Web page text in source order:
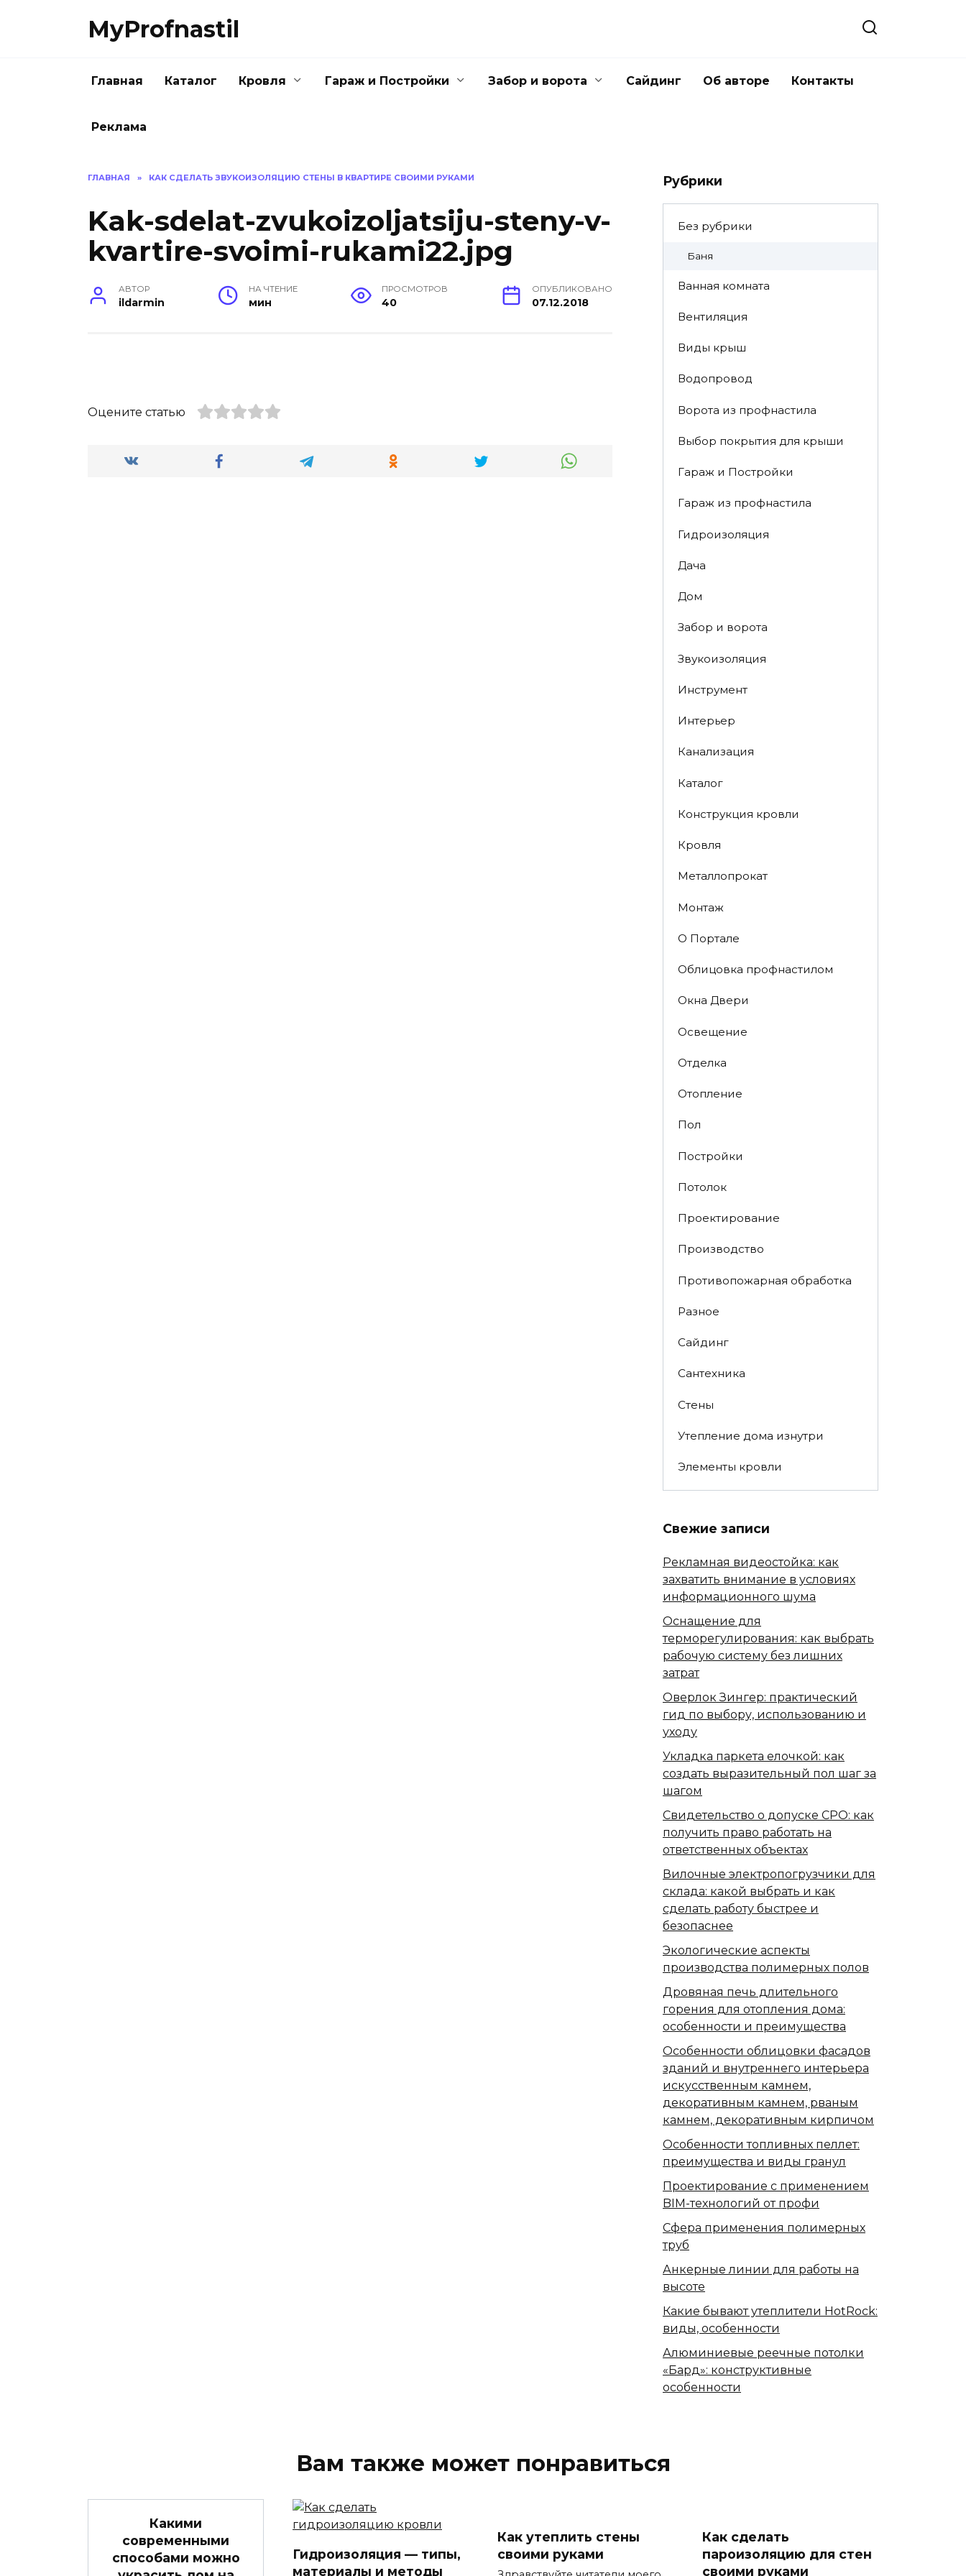
MyProfnastil
Главная Каталог Кровля Гараж и Постройки Забор и ворота Сайдинг Об авторе Контакты
Реклама
ГЛАВНАЯ » КАК СДЕЛАТЬ ЗВУКОИЗОЛЯЦИЮ СТЕНЫ В КВАРТИРЕ СВОИМИ РУКАМИ
Kak-sdelat-zvukoizoljatsiju-steny-v-
kvartire-svoimi-rukami22.jpg
АВТОР
ildarmin
НА ЧТЕНИЕ
мин
ПРОСМОТРОВ
40
ОПУБЛИКОВАНО
07.12.2018
Оцените статью
Рубрики
Без рубрики
Баня
Ванная комната
Вентиляция
Виды крыш
Водопровод
Ворота из профнастила
Выбор покрытия для крыши
Гараж и Постройки
Гараж из профнастила
Гидроизоляция
Дача
Дом
Забор и ворота
Звукоизоляция
Инструмент
Интерьер
Канализация
Каталог
Конструкция кровли
Кровля
Металлопрокат
Монтаж
О Портале
Облицовка профнастилом
Окна Двери
Освещение
Отделка
Отопление
Пол
Постройки
Потолок
Проектирование
Производство
Противопожарная обработка
Разное
Сайдинг
Сантехника
Стены
Утепление дома изнутри
Элементы кровли
Свежие записи
Рекламная видеостойка: как
захватить внимание в условиях
информационного шума
Оснащение для
терморегулирования: как выбрать
рабочую систему без лишних
затрат
Оверлок Зингер: практический
гид по выбору, использованию и
уходу
Укладка паркета елочкой: как
создать выразительный пол шаг за
шагом
Свидетельство о допуске СРО: как
получить право работать на
ответственных объектах
Вилочные электропогрузчики для
склада: какой выбрать и как
сделать работу быстрее и
безопаснее
Экологические аспекты
производства полимерных полов
Дровяная печь длительного
горения для отопления дома:
особенности и преимущества
Особенности облицовки фасадов
зданий и внутреннего интерьера
искусственным камнем,
декоративным камнем, рваным
камнем, декоративным кирпичом
Особенности топливных пеллет:
преимущества и виды гранул
Проектирование с применением
BIM-технологий от профи
Сфера применения полимерных
труб
Анкерные линии для работы на
высоте
Какие бывают утеплители HotRock:
виды, особенности
Алюминиевые реечные потолки
«Бард»: конструктивные
особенности
Вам также может понравиться
Какими
современными
способами можно
Гидроизоляция — типы,
материалы и методы
Как утеплить стены
своими руками
Как сделать
пароизоляцию для стен
своими руками